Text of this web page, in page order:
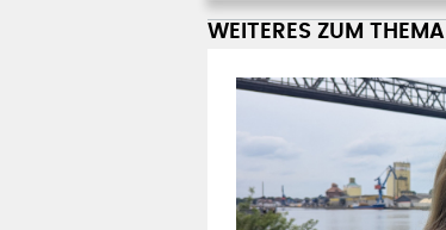
WEITERES ZUM THEMA